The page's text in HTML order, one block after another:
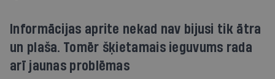
Informācijas aprite nekad nav bijusi tik ātra
un plaša. Tomēr šķietamais ieguvums rada
arī jaunas problēmas